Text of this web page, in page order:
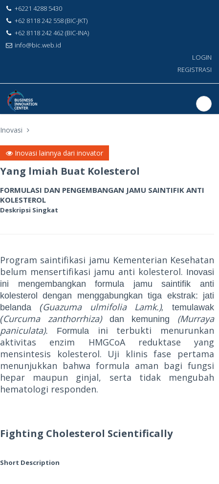
+6221 4288 5430
+62 8118 242 558 (BIC-JKT)
+62 8118 242 462 (BIC-INA)
info@bic.web.id
LOGIN
REGISTRASI
Inovasi
Inovasi lainnya dari inovator
Yang lmiah Buat Kolesterol
FORMULASI DAN PENGEMBANGAN JAMU SAINTIFIK ANTI
KOLESTEROL
Deskripsi Singkat
Program saintifikasi jamu Kementerian Kesehatan
belum mensertifikasi jamu anti kolesterol. Inovasi
ini mengembangkan formula jamu saintifik anti
kolesterol dengan menggabungkan tiga ekstrak: jati
belanda (Guazuma ulmifolia Lamk.),
temulawak
(Curcuma zanthorrhiza) dan kemuning
(Murraya
paniculata). Formula
ini terbukti menurunkan
aktivitas enzim HMGCoA reduktase yang
mensintesis kolesterol. Uji klinis fase pertama
menunjukkan bahwa formula aman bagi fungsi
hepar maupun ginjal, serta tidak mengubah
hematologi responden.
Fighting Cholesterol Scientifically
Short Description